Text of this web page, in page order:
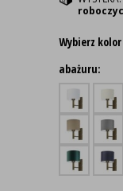
Wybierz kolor
abażuru: